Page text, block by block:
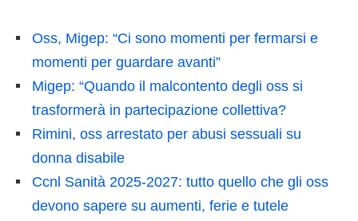
Oss, Migep: “Ci sono momenti per fermarsi e
momenti per guardare avanti”
Migep: “Quando il malcontento degli oss si
trasformerà in partecipazione collettiva?
Rimini, oss arrestato per abusi sessuali su
donna disabile
Ccnl Sanità 2025-2027: tutto quello che gli oss
devono sapere su aumenti, ferie e tutele